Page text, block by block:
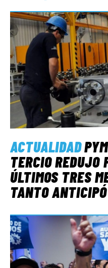
ACTUALIDAD
TERCIO REDUJO
ÚLTIMOS TRES
TANTO